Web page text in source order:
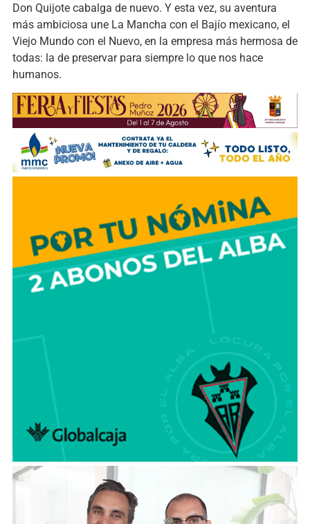
Don Quijote cabalga de nuevo. Y esta vez, su aventura
más ambiciosa une La Mancha con el Bajío mexicano, el
Viejo Mundo con el Nuevo, en la empresa más hermosa de
todas: la de preservar para siempre lo que nos hace
humanos.